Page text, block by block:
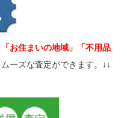
お住まいの地域」「不用品
ーズな査定ができます。↓↓